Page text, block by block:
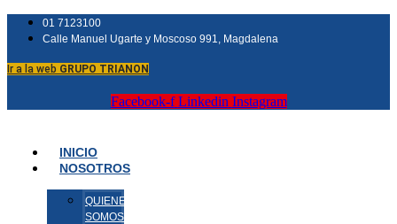
01 7123100
Calle Manuel Ugarte y Moscoso 991, Magdalena
Ir a la web GRUPO TRIANON
Facebook-f Linkedin Instagram
INICIO
NOSOTROS
QUIENES
SOMOS